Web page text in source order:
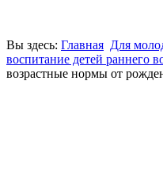
Вы здесь: Главная Для
воспитание детей раннего
возрастные нормы от